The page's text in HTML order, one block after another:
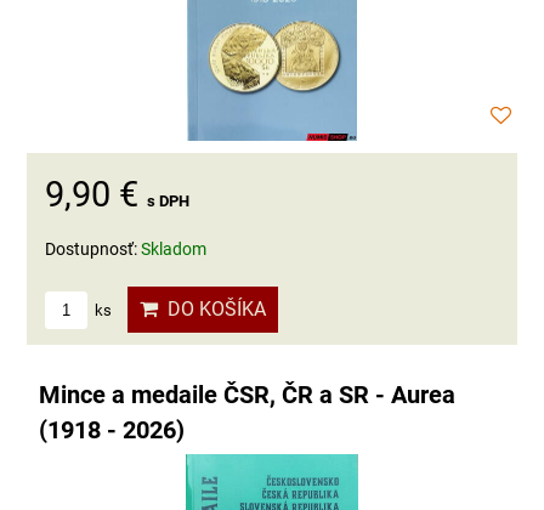
9,90 € s DPH
Dostupnosť:Skladom
ks DO KOŠÍKA
Mince a medaile ČSR, ČR a SR - Aurea
(1918 - 2026)